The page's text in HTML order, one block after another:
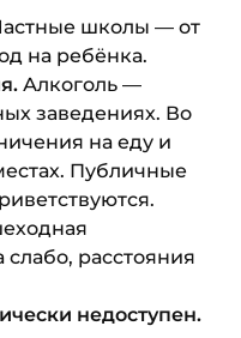
школы — от
на ребёнка.
Алкоголь —
заведениях. Во
на еду и
Публичные
слабо, расстояния
недоступен.